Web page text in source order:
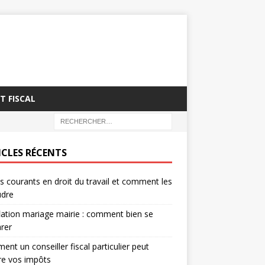
FISCAL
RÉCENTS
courants en droit du travail et comment les
mariage mairie : comment bien se
un conseiller fiscal particulier peut
vos impôts